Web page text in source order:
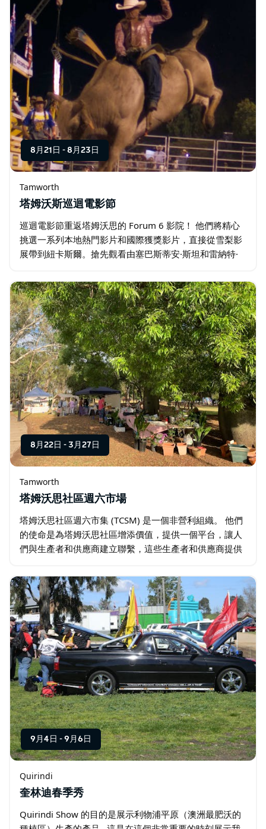
8月21日 - 8月23日
Tamworth
塔姆沃斯巡迴電影節
巡迴電影節重返塔姆沃思的 Forum 6 影院！ 他們將精心
挑選一系列本地熱門影片和國際獲獎影片，直接從雪梨影
展帶到紐卡斯爾。搶先觀看由塞巴斯蒂安·斯坦和雷納特·
漫的喜劇《阿富汗無良男兒…
8月22日 - 3月27日
Tamworth
塔姆沃思社區週六市場
塔姆沃思社區週六市集 (TCSM) 是一個非營利組織。 他們
的使命是為塔姆沃思社區增添價值，提供一個平台，讓人
們與生產者和供應商建立聯繫，這些生產者和供應商提供
作、再利用和/或略有特色的產品。…
9月4日 - 9月6日
Quirindi
奎林迪春季秀
Quirindi Show 的目的是展示利物浦平原（澳洲最肥沃的